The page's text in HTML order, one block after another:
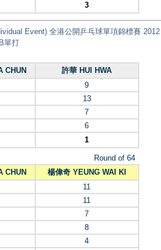
3
Event) 全港公開乒乓球單項錦標賽 2012
單打
CHUN
許華 HUI HWA
9
13
7
6
1
Round of 64
CHUN
楊偉奇 YEUNG WAI KI
11
11
7
8
4